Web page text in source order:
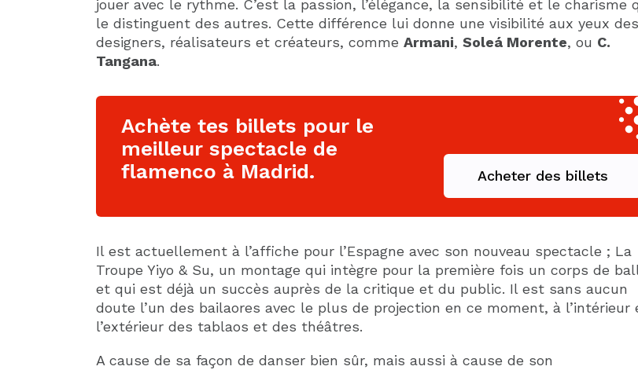
jouer avec le rythme. C’est la passion, l’élégance, la sensibilité et le charisme
le distinguent des autres. Cette différence lui donne une visibilité aux yeux des
designers, réalisateurs et créateurs, comme Armani, Soleá Morente, ou C.
Tangana.
Achète tes billets pour le
meilleur spectacle de
flamenco à Madrid.
Acheter des billets
Il est actuellement à l’affiche pour l’Espagne avec son nouveau spectacle ; La
Troupe Yiyo & Su, un montage qui intègre pour la première fois un corps de
et qui est déjà un succès auprès de la critique et du public. Il est sans aucun
doute l’un des bailaores avec le plus de projection en ce moment, à l’intérieur
l’extérieur des tablaos et des théâtres.
A cause de sa façon de danser bien sûr, mais aussi à cause de son